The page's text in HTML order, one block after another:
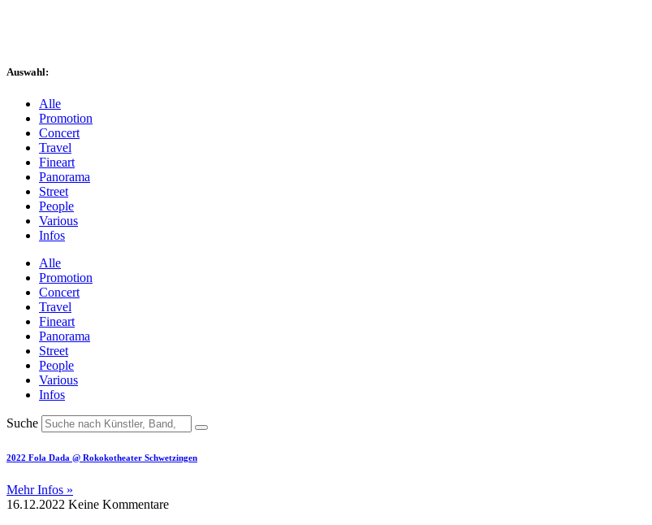
Auswahl:
Alle
Promotion
Concert
Travel
Fineart
Panorama
Street
People
Various
Infos
Alle
Promotion
Concert
Travel
Fineart
Panorama
Street
People
Various
Infos
Suche
2022 Fola Dada @ Rokokotheater Schwetzingen
Mehr Infos »
16.12.2022 Keine Kommentare